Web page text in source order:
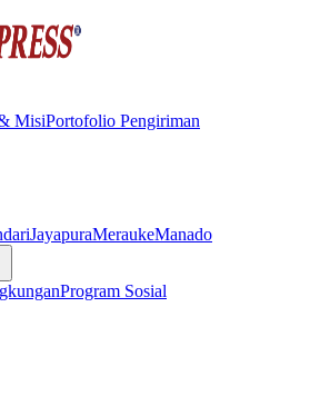
MisiPortofolio Pengiriman
JayapuraMeraukeManado
Program Sosial